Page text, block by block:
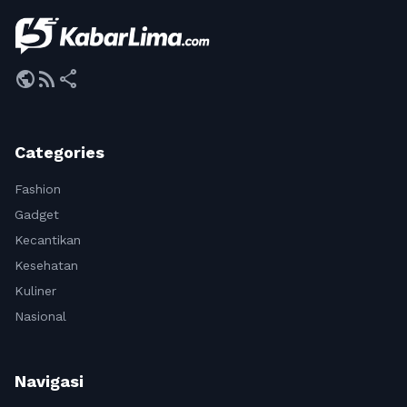
publicrss_feed share
Categories
Fashion
Gadget
Kecantikan
Kesehatan
Kuliner
Nasional
Navigasi